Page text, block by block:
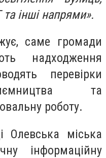
інші напрями».
саме громади
надходження
перевірки
та
роботу.
Олевська міська
інформаційну